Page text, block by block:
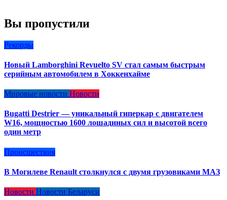
Вы пропустили
Рекорды
Новый Lamborghini Revuelto SV стал самым быстрым
серийным автомобилем в Хоккенхайме
Мировые новости Новости
Bugatti Destrier — уникальный гиперкар с двигателем
W16, мощностью 1600 лошадиных сил и высотой всего
один метр
Происшествия
В Могилеве Renault столкнулся с двумя грузовиками МАЗ
Новости Новости Беларуси